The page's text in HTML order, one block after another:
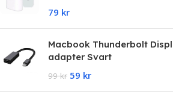
79 kr
Macbook Thunderbolt
adapter Svart
99kr 59 kr